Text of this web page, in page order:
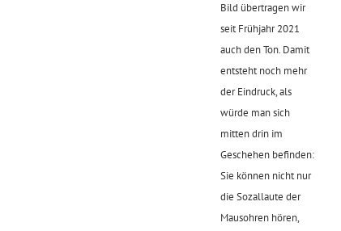
Bild übertragen wir
seit Frühjahr 2021
auch den Ton. Damit
entsteht noch mehr
der Eindruck, als
würde man sich
mitten drin im
Geschehen befinden:
Sie können nicht nur
die Sozallaute der
Mausohren hören,